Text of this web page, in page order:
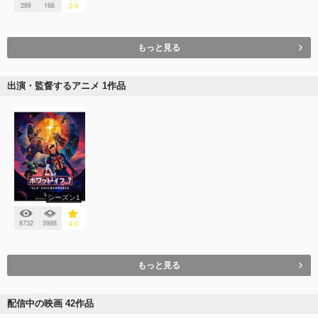
289 168 3.4
もっと見る
出演・監督するアニメ 1作品
シーズン1
8732 3988 4.0
もっと見る
配信中の映画 42作品